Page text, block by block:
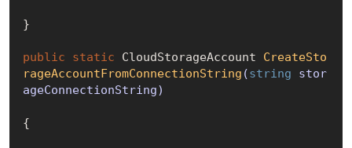
}
public static CloudStorageAccount CreateSto
rageAccountFromConnectionString (string stor
ageConnectionString)
{